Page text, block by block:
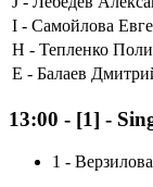
I - Самойлова
H - Тепленко
E - Балаев
13:00 - [1] -
1 -